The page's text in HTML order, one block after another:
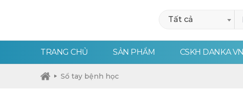
Tất cả
TRANG CHỦ SẢN PHẨM CSKH DANKA VN
Sổ tay bệnh học